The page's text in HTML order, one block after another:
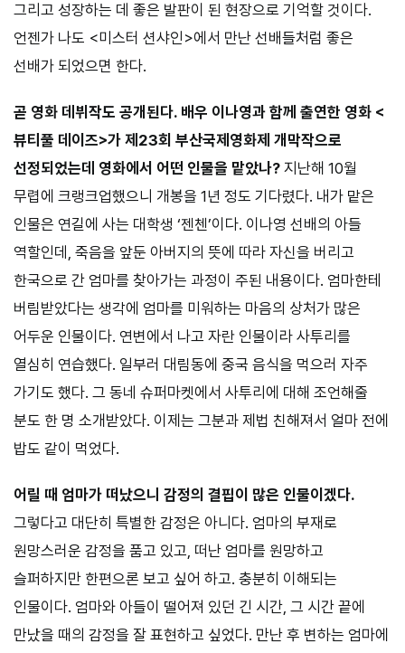
그리고 성장하는 데 좋은 발판이 된 현장으로 기억할 것이다.
언젠가 나도 <미스터 션샤인>에서 만난 선배들처럼 좋은
선배가 되었으면 한다.
곧 영화 데뷔작도 공개된다. 배우 이나영과 함께 출연한 영화 <
뷰티풀 데이즈>가 제23회 부산국제영화제 개막작으로
선정되었는데 영화에서 어떤 인물을 맡았나? 지난해 10월
무렵에 크랭크업했으니 개봉을 1년 정도 기다렸다. 내가 맡은
인물은 연길에 사는 대학생 ‘젠첸’이다. 이나영 선배의 아들
역할인데, 죽음을 앞둔 아버지의 뜻에 따라 자신을 버리고
한국으로 간 엄마를 찾아가는 과정이 주된 내용이다. 엄마한테
버림받았다는 생각에 엄마를 미워하는 마음의 상처가 많은
어두운 인물이다. 연변에서 나고 자란 인물이라 사투리를
열심히 연습했다. 일부러 대림동에 중국 음식을 먹으러 자주
가기도 했다. 그 동네 슈퍼마켓에서 사투리에 대해 조언해줄
분도 한 명 소개받았다. 이제는 그분과 제법 친해져서 얼마 전에
밥도 같이 먹었다.
어릴 때 엄마가 떠났으니 감정의 결핍이 많은 인물이겠다.
그렇다고 대단히 특별한 감정은 아니다. 엄마의 부재로
원망스러운 감정을 품고 있고, 떠난 엄마를 원망하고
슬퍼하지만 한편으론 보고 싶어 하고. 충분히 이해되는
인물이다. 엄마와 아들이 떨어져 있던 긴 시간, 그 시간 끝에
만났을 때의 감정을 잘 표현하고 싶었다. 만난 후 변하는 엄마에